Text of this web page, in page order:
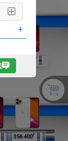
+
334 800 F
356 400F